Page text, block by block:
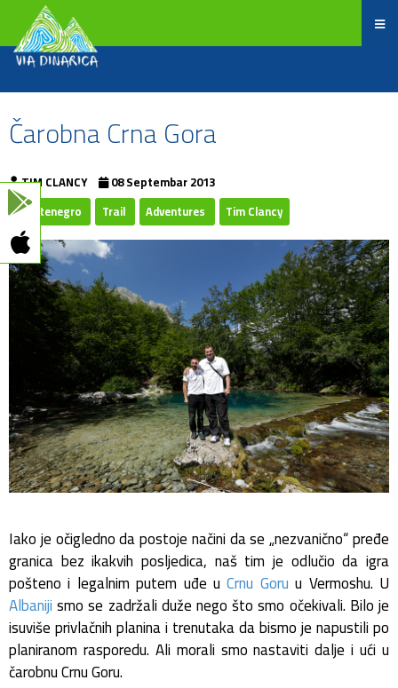
Čarobna Crna Gora
TIM CLANCY
08 Septembar 2013
Montenegro
Trail Adventures Tim Clancy
Iako je očigledno da postoje načini da se „nezvanično“ pređe
granica bez ikakvih posljedica, naš tim je odlučio da igra
pošteno i legalnim putem uđe uCrnu Goru u Vermoshu. U
Albanijismo se zadržali duže nego što smo očekivali. Bilo je
isuviše privlačnih planina i trenutaka da bismo je napustili po
planiranom rasporedu. Ali morali smo nastaviti dalje i ući u
čarobnu Crnu Goru.